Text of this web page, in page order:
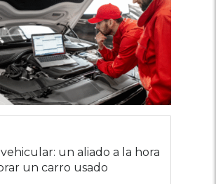
un aliado a la hora
un carro usado